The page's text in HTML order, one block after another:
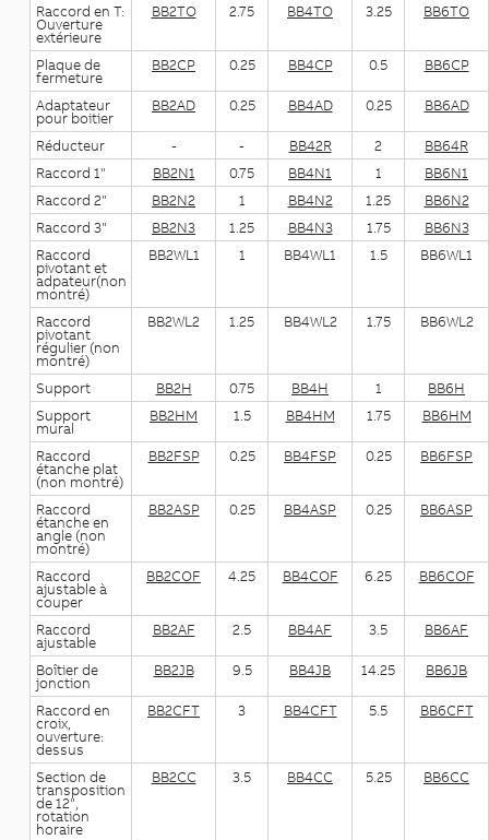
Raccord en T:
Ouverture
extérieure
BB2TO 2.75 BB4TO 3.25 BB6TO
Plaque de
fermeture
BB2CP 0.25 BB4CP 0.5 BB6CP
Adaptateur
pour boitier
BB2AD 0.25 BB4AD 0.25 BB6AD
Réducteur - - BB42R 2
BB64R
Raccord 1"
BB2N1 0.75 BB4N1 1
BB6N1
Raccord 2"
BB2N2 1 BB4N2 1.25
BB6N2
Raccord 3"
BB2N3 1.25 BB4N3 1.75
BB6N3
Raccord
pivotant et
adpateur(non
montré)
BB2WL1 1 BB4WL1 1.5 BB6WL1
Raccord
pivotant
régulier (non
montré)
BB2WL2 1.25 BB4WL2 1.75 BB6WL2
Support BB2H 0.75 BB4H 1
BB6H
Support
mural
BB2HM 1.5 BB4HM 1.75 BB6HM
Raccord
étanche plat
(non montré)
BB2FSP 0.25 BB4FSP 0.25 BB6FSP
Raccord
étanche en
angle (non
montré)
BB2ASP 0.25 BB4ASP 0.25 BB6ASP
Raccord
ajustable à
couper
BB2COF 4.25 BB4COF 6.25 BB6COF
Raccord
ajustable
BB2AF 2.5 BB4AF 3.5 BB6AF
Boîtier de
jonction
BB2JB 9.5 BB4JB 14.25 BB6JB
Raccord en
croix,
ouverture:
dessus
BB2CFT 3 BB4CFT 5.5 BB6CFT
Section de
transposition
de 12",
rotation
horaire
BB2CC 3.5 BB4CC 5.25 BB6CC